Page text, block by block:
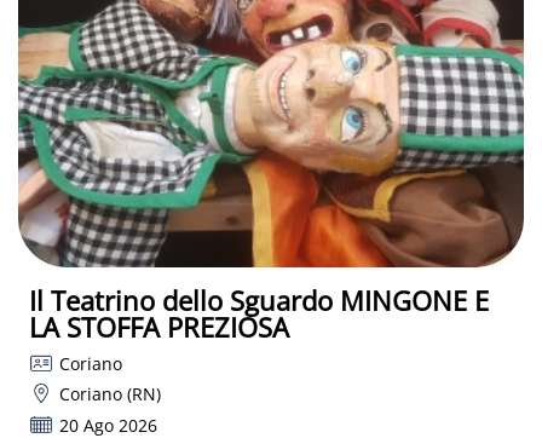
Il Teatrino dello Sguardo MINGONE E
LA STOFFA PREZIOSA
Coriano
Coriano (RN)
20 Ago 2026